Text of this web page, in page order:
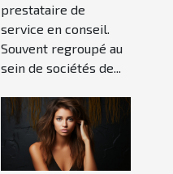
prestataire de
service en conseil.
Souvent regroupé au
sein de sociétés de...